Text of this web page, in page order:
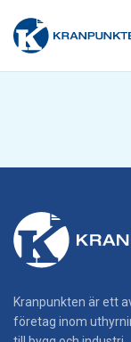
Kranpunkten är ett
företag inom